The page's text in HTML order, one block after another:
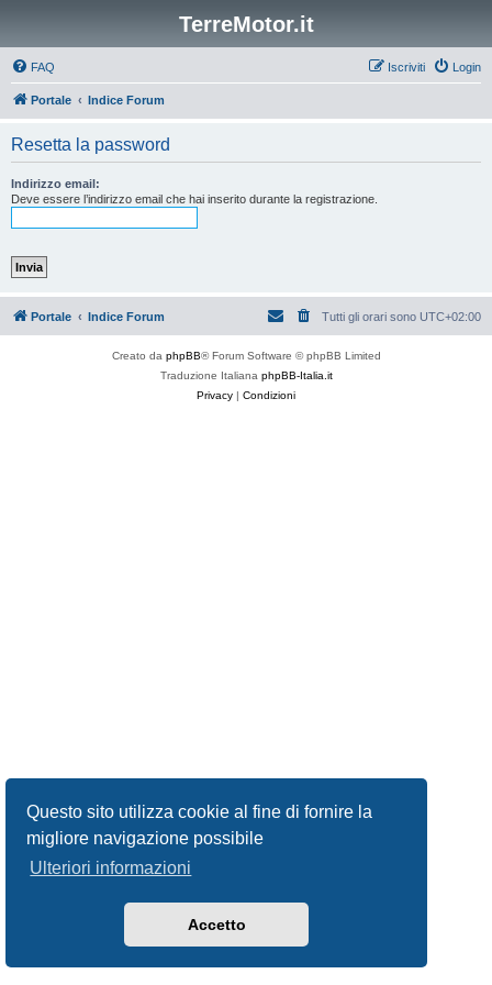
Questo sito utilizza cookie al fine di fornire la
migliore navigazione possibile
Ulteriori informazioni
Accetto
TerreMotor.it
FAQ Login
Iscriviti
Portale Indice Forum
Resetta la password
Indirizzo email:
Deve essere l’indirizzo email che hai inserito durante la registrazione.
Portale Indice Forum Tutti gli orari sono UTC+02:00
Creato da phpBB® Forum Software © phpBB Limited
Traduzione Italiana phpBB-Italia.it
Privacy | Condizioni